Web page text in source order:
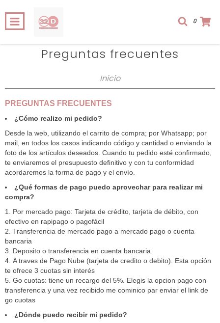
0
Preguntas frecuentes
Inicio
PREGUNTAS FRECUENTES
¿Cómo realizo mi pedido?
Desde la web, utilizando el carrito de compra; por Whatsapp; por
mail, en todos los casos indicando código y cantidad o enviando la
foto de los artículos deseados. Cuando tu pedido esté confirmado,
te enviaremos el presupuesto definitivo y con tu conformidad
acordaremos la forma de pago y el envío.
¿Qué formas de pago puedo aprovechar para realizar mi
compra?
Por mercado pago: Tarjeta de crédito, tarjeta de débito, con
efectivo en rapipago o pagofácil
Transferencia de mercado pago a mercado pago o cuenta
bancaria
Deposito o transferencia en cuenta bancaria.
A traves de Pago Nube (tarjeta de credito o debito). Esta opción
te ofrece 3 cuotas sin interés
Go cuotas: tiene un recargo del 5%. Elegis la opcion pago con
transferencia y una vez recibido me cominico par enviar el link de
go cuotas
¿Dónde puedo recibir mi pedido?